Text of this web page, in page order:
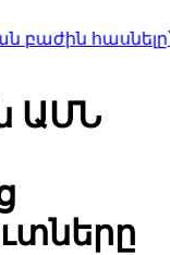
ԱՄՆ